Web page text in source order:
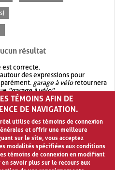
résultat
correcte.
des expressions pour
garage à véloretournera
"garage à vélo".
avec OR.garage OR vélo
résultat quegarage à vélo
TÉMOINS AFIN DE
DE NAVIGATION.
utilise des témoins de connexion
et offrir une meilleure
sur le site, vous acceptez
modalités spécifiées aux conditions
témoins de connexion en modifiant
savoir plus sur le recours aux